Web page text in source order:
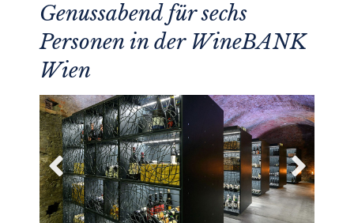
Genussabend für sechs
Personen in der WineBANK
Wien